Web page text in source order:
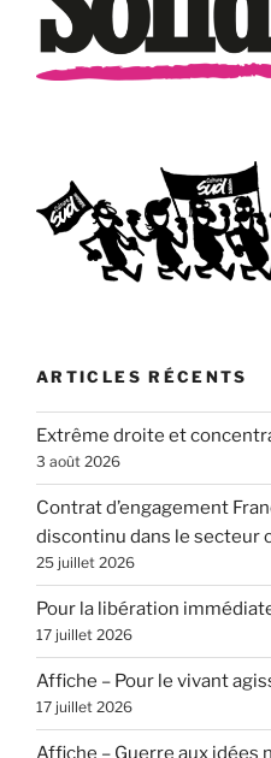
ARTICLES RÉCENTS
Extrême droite et
3 août 2026
Contrat d’engagement
discontinu dans le secteur
25 juillet 2026
Pour la libération
17 juillet 2026
Affiche – Pour le vivant
17 juillet 2026
Affiche – Guerre aux idées